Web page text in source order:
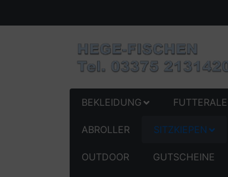
BEKLEIDUNG
ABROLLER SITZKIEPEN
OUTDOOR GUTSCHEINE